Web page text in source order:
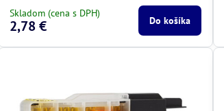
Skladom (cena s DPH)
2,78 € Do košíka